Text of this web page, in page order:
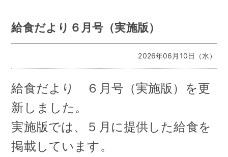
給食だより６月号（実施版）
2026年06月10日（水）
給食だより ６月号（実施版）を更
新しました。
実施版では、５月に提供した給食を
掲載しています。